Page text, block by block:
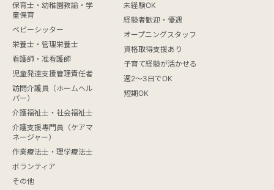
保育士・幼稚園教諭・学
童保育
ベビーシッター
栄養士・管理栄養士
看護師・准看護師
児童発達支援管理責任者
訪問介護員（ホームヘル
パー）
介護福祉士・社会福祉士
介護支援専門員（ケアマ
ネージャー）
作業療法士・理学療法士
ボランティア
その他
未経験OK
経験者歓迎・優遇
オープニングスタッフ
資格取得支援あり
子育て経験が活かせる
週2～3日でOK
短期OK